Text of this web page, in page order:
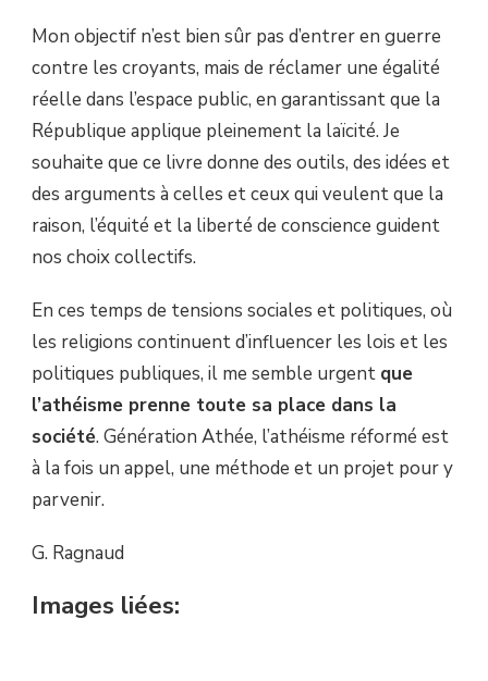
Mon objectif n’est bien sûr pas d’entrer en guerre
contre les croyants, mais de réclamer une égalité
réelle dans l’espace public, en garantissant que la
République applique pleinement la laïcité. Je
souhaite que ce livre donne des outils, des idées et
des arguments à celles et ceux qui veulent que la
raison, l’équité et la liberté de conscience guident
nos choix collectifs.
En ces temps de tensions sociales et politiques, où
les religions continuent d’influencer les lois et les
politiques publiques, il me semble urgent que
l’athéisme prenne toute sa place dans la
société. Génération Athée, l’athéisme réformé est
à la fois un appel, une méthode et un projet pour y
parvenir.
G. Ragnaud
Images liées: